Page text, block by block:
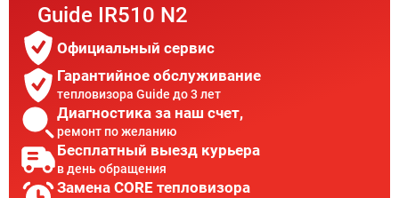
Guide IR510 N2
Официальный сервис
Гарантийное обслуживание
тепловизора Guide до 3 лет
Диагностика за наш счет,
ремонт по желанию
Бесплатный выезд курьера
в день обращения
Замена CORE тепловизора